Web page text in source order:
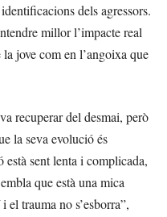
dels agressors.
millor l’impacte real
la jove com en l’angoixa que
recuperar del desmai, però
la seva evolució és
sent lenta i complicada,
que està una mica
trauma no s’esborra”,